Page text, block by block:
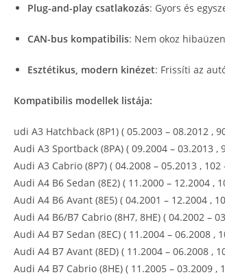
Plug-and-play csatlakozás: Gyors és
CAN-bus kompatibilis: Nem okoz
Esztétikus, modern kinézet: Frissíti az
Kompatibilis modellek listája:
udi A3 Hatchback (8P1) ( 05.2003 – 08.2012 ,
Audi A3 Sportback (8PA) ( 09.2004 – 03.2013 ,
Audi A3 Cabrio (8P7) ( 04.2008 – 05.2013 , 102
Audi A4 B6 Sedan (8E2) ( 11.2000 – 12.2004 ,
Audi A4 B6 Avant (8E5) ( 04.2001 – 12.2004 ,
Audi A4 B6/B7 Cabrio (8H7, 8HE) ( 04.2002 –
Audi A4 B7 Sedan (8EC) ( 11.2004 – 06.2008 ,
Audi A4 B7 Avant (8ED) ( 11.2004 – 06.2008 ,
Audi A4 B7 Cabrio (8HE) ( 11.2005 – 03.2009 ,